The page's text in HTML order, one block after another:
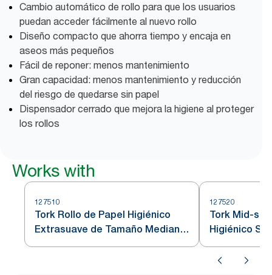
Cambio automático de rollo para que los usuarios
puedan acceder fácilmente al nuevo rollo
Diseño compacto que ahorra tiempo y encaja en
aseos más pequeños
Fácil de reponer: menos mantenimiento
Gran capacidad: menos mantenimiento y reducción
del riesgo de quedarse sin papel
Dispensador cerrado que mejora la higiene al proteger
los rollos
Works with
127510
Tork Rollo de Papel Higiénico
Extrasuave de Tamaño Mediano
Premium - 3 Capas
127520
Tork Mid-
Higiénico